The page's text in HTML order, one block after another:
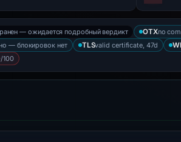
— ожидается подробный вердикт OTXno
— блокировок нет
TLSvalid certificate, 47d
100